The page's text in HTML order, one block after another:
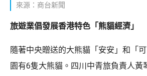
來源：商台新聞
旅遊業倡發展香港特色「熊貓經濟」
隨著中央贈送的大熊貓「安安」和「
園有6隻大熊貓。四川中青旅負責人黃